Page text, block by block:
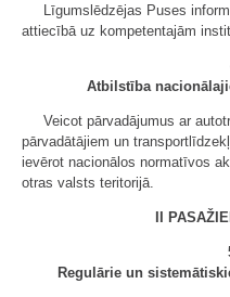
Līgumslēdzējas Puses
attiecībā uz kompetentajām
Atbilstība
Veicot pārvadājumus ar
pārvadātājiem un
ievērot nacionālos normatīvos
otras valsts teritorijā.
II
Regulārie un